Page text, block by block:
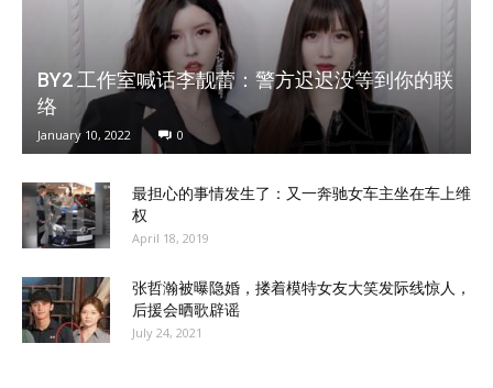
BY2 工作室喊话李靓蕾：警方迟迟没等到你的联
络
January 10, 2022 0
最担心的事情发生了：又一奔驰女车主坐在车上维
权
April 18, 2019
张哲瀚被曝隐婚，搂着模特女友大笑发际线惊人，
后援会晒歌辟谣
July 24, 2021